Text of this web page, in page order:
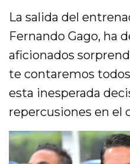
La salida del
Fernando Gago, ha
aficionados
te contaremos
esta inesperada
repercusiones en el